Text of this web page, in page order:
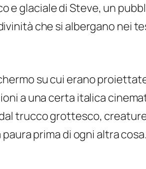
e glaciale di Steve, un
che si albergano nei
su cui erano
a una certa italica
trucco grottesco,
prima di ogni altra cosa.